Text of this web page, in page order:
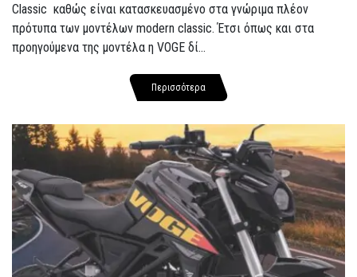
Classic καθώς είναι κατασκευασμένο στα γνώριμα πλέον
πρότυπα των μοντέλων modern classic. Έτσι όπως και στα
προηγούμενα της μοντέλα η VOGE δί...
Περισσότερα